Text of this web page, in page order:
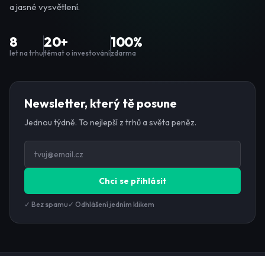
a jasné vysvětlení.
8
let na trhu
20+
témat o investování
100%
zdarma
Newsletter, který tě posune
Jednou týdně. To nejlepší z trhů a světa peněz.
Chci se přihlásit
✓ Bez spamu ✓ Odhlášení jedním klikem